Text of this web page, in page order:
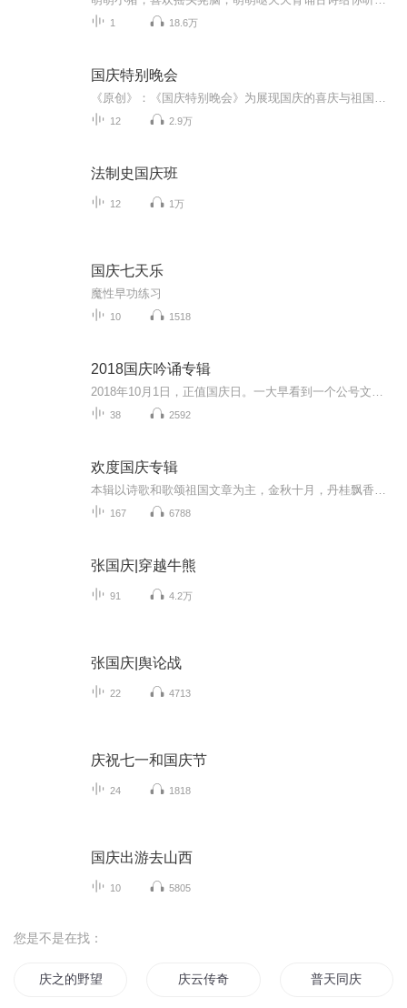
1 18.6万
国庆特别晚会
12 2.9万
法制史国庆班
12 1万
国庆七天乐
魔性早功练习
10 1518
2018国庆吟诵专辑
38 2592
欢度国庆专辑
167 6788
张国庆|穿越牛熊
91 4.2万
张国庆|舆论战
22 4713
庆祝七一和国庆节
24 1818
国庆出游去山西
10 5805
您是不是在找：
庆之的野望 庆云传奇 普天同庆